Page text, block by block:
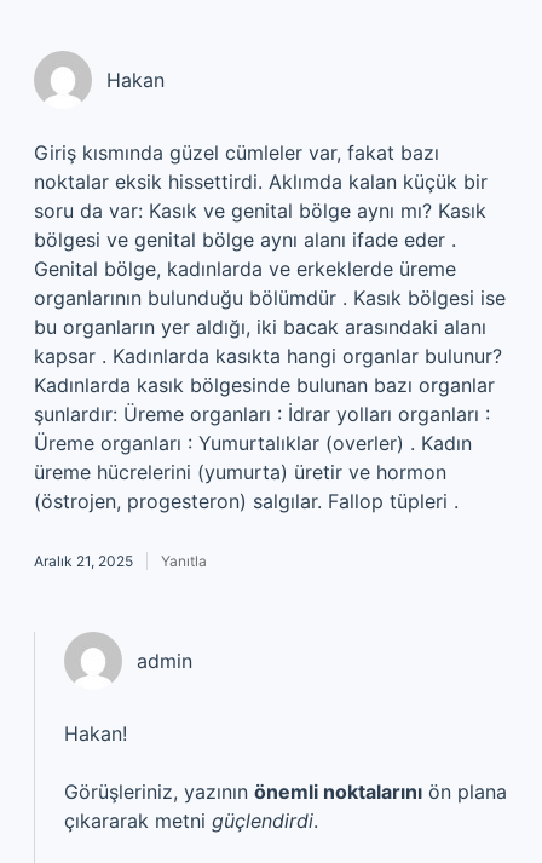
Hakan
Giriş kısmında güzel cümleler var, fakat bazı
noktalar eksik hissettirdi. Aklımda kalan küçük bir
soru da var: Kasık ve genital bölge aynı mı? Kasık
bölgesi ve genital bölge aynı alanı ifade eder .
Genital bölge, kadınlarda ve erkeklerde üreme
organlarının bulunduğu bölümdür . Kasık bölgesi ise
bu organların yer aldığı, iki bacak arasındaki alanı
kapsar . Kadınlarda kasıkta hangi organlar bulunur?
Kadınlarda kasık bölgesinde bulunan bazı organlar
şunlardır: Üreme organları : İdrar yolları organları :
Üreme organları : Yumurtalıklar (overler) . Kadın
üreme hücrelerini (yumurta) üretir ve hormon
(östrojen, progesteron) salgılar. Fallop tüpleri .
Aralık 21, 2025 Yanıtla
admin
Hakan!
Görüşleriniz, yazının önemli noktalarını ön plana
çıkararak metni güçlendirdi.